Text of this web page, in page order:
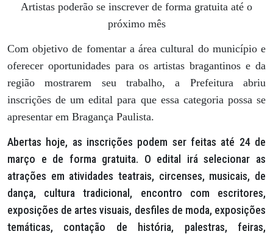
Artistas poderão se inscrever de forma gratuita até o
próximo mês
Com objetivo de fomentar a área cultural do município e
oferecer oportunidades para os artistas bragantinos e da
região mostrarem seu trabalho, a Prefeitura abriu
inscrições de um edital para que essa categoria possa se
apresentar em Bragança Paulista.
Abertas hoje, as inscrições podem ser feitas até 24 de
março e de forma gratuita. O edital irá selecionar as
atrações em atividades teatrais, circenses, musicais, de
dança, cultura tradicional, encontro com escritores,
exposições de artes visuais, desfiles de moda, exposições
temáticas, contação de história, palestras, feiras,